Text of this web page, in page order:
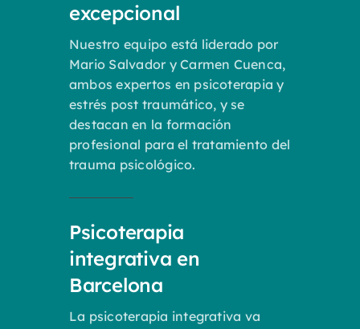
excepcional
Nuestro equipo está liderado por
Mario Salvador y Carmen Cuenca,
ambos expertos en psicoterapia y
estrés post traumático, y se
destacan en la formación
profesional para el tratamiento del
trauma psicológico.
Psicoterapia
integrativa en
Barcelona
La psicoterapia integrativa va